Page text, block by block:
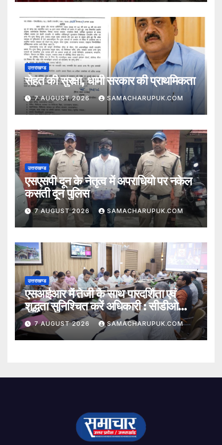
उत्तराखण्ड
सेहत की सुरक्षा, धामी सरकार की प्राथमिकता
7 AUGUST 2026 SAMACHARUPUK.COM
उत्तराखण्ड
एसएसपी दून के नेतृत्व में अपराधियो पर नकेल
कसती दून पुलिस
7 AUGUST 2026 SAMACHARUPUK.COM
उत्तराखण्ड
एसआईआर में तेजी के साथ पारदर्शिता एवं
शुद्धता सुनिश्चित करें अधिकारी : सीडीओ
अभिनव शाह
7 AUGUST 2026 SAMACHARUPUK.COM